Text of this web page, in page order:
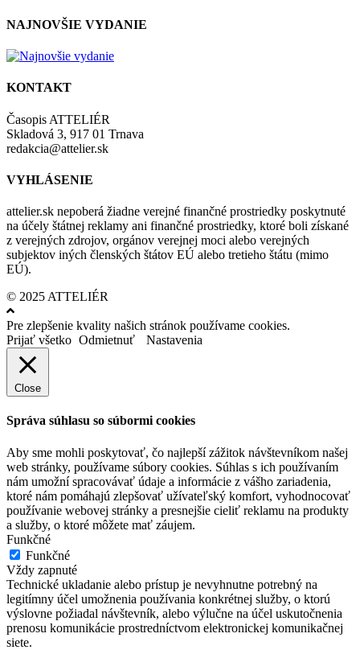
NAJNOVŠIE VYDANIE
KONTAKT
Časopis ATTELIÉR
Skladová 3, 917 01 Trnava
redakcia@attelier.sk
VYHLÁSENIE
attelier.sk nepoberá žiadne verejné finančné prostriedky poskytnuté
na účely štátnej reklamy ani finančné prostriedky, ktoré boli získané
z verejných zdrojov, orgánov verejnej moci alebo verejných
subjektov iných členských štátov EÚ alebo tretieho štátu (mimo
EÚ).
© 2025 ATTELIÉR
Pre zlepšenie kvality našich stránok používame cookies.
Prijať všetko Odmietnuť Nastavenia
Close
Správa súhlasu so súbormi cookies
Aby sme mohli poskytovať, čo najlepší zážitok návštevníkom našej
web stránky, používame súbory cookies. Súhlas s ich používaním
nám umožní spracovávať údaje a informácie z vášho zariadenia,
ktoré nám pomáhajú zlepšovať užívateľský komfort, vyhodnocovať
používanie webovej stránky a presnejšie cieliť reklamu na produkty
a služby, o ktoré môžete mať záujem.
Funkčné
Funkčné
Vždy zapnuté
Technické ukladanie alebo prístup je nevyhnutne potrebný na
legitímny účel umožnenia používania konkrétnej služby, o ktorú
výslovne požiadal návštevník, alebo výlučne na účel uskutočnenia
prenosu komunikácie prostredníctvom elektronickej komunikačnej
siete.